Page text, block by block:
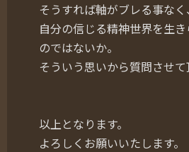
そうすれば軸がブレる事なく、
自分の信じる精神世界を生
のではないか。
そういう思いから質問させて
以上となります。
よろしくお願いいたします。